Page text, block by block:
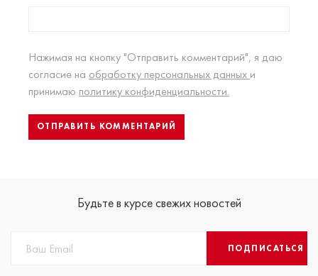
Нажимая на кнопку "Отправить комментарий", я даю
согласие на обработку персональных данных и
принимаю политику конфиденциальности.
Будьте в курсе свежих новостей
ПОДПИСАТЬСЯ